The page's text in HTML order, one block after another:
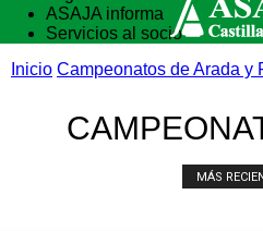
ASAJA informa
Servicios al socio
Formación
Inicio Campeonatos de Arada y
MÁS